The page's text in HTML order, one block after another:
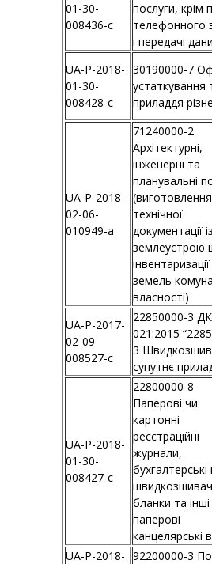
01-30-
008436-c
послуги, крім
телефонного
і передачі
UA-P-2018-
01-30-
008428-c
30190000-7
устаткування
приладдя
UA-P-2018-
02-06-
010949-a
71240000-2
Архітектурні,
інженерні та
планувальні
(виготовлення
технічної
документації
землеустрою
інвентаризації
земель
власності)
UA-P-2017-
02-09-
008527-c
22850000-3 ДК
021:2015
3
супутнє
UA-P-2018-
01-30-
008427-c
22800000-8
Паперові чи
картонні
реєстраційні
журнали,
бухгалтерські
бланки та інші
паперові
канцелярські
UA-P-2018- 92200000-3